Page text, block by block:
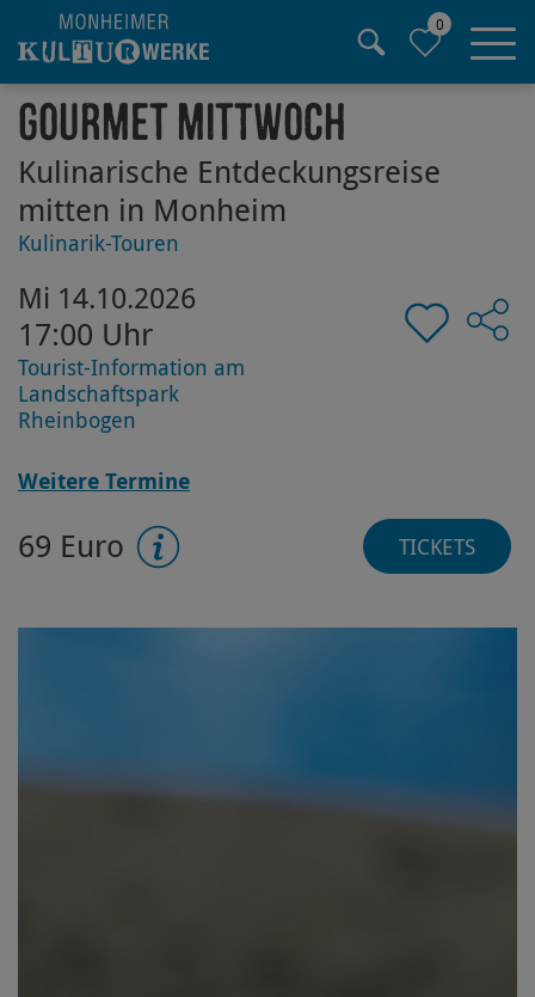
Hauptregion der Seite anspringen
0
Gourmet Mittwoch
Kulinarische Entdeckungsreise
mitten in Monheim
Kulinarik-Touren
Mi 14.10.2026
17:00 Uhr
Tourist-Information am
Landschaftspark
Rheinbogen
Weitere Termine
69 Euro TICKETS